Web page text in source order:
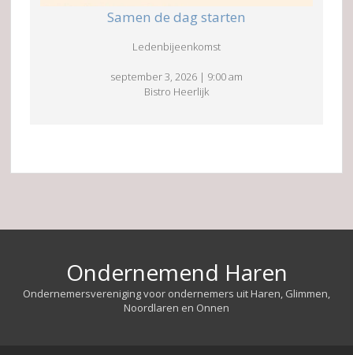
Samen de dag starten
Ledenbijeenkomst
september 3, 2026 | 9:00 am
Bistro Heerlijk
Ondernemend Haren
Ondernemersvereniging voor ondernemers uit Haren, Glimmen,
Noordlaren en Onnen